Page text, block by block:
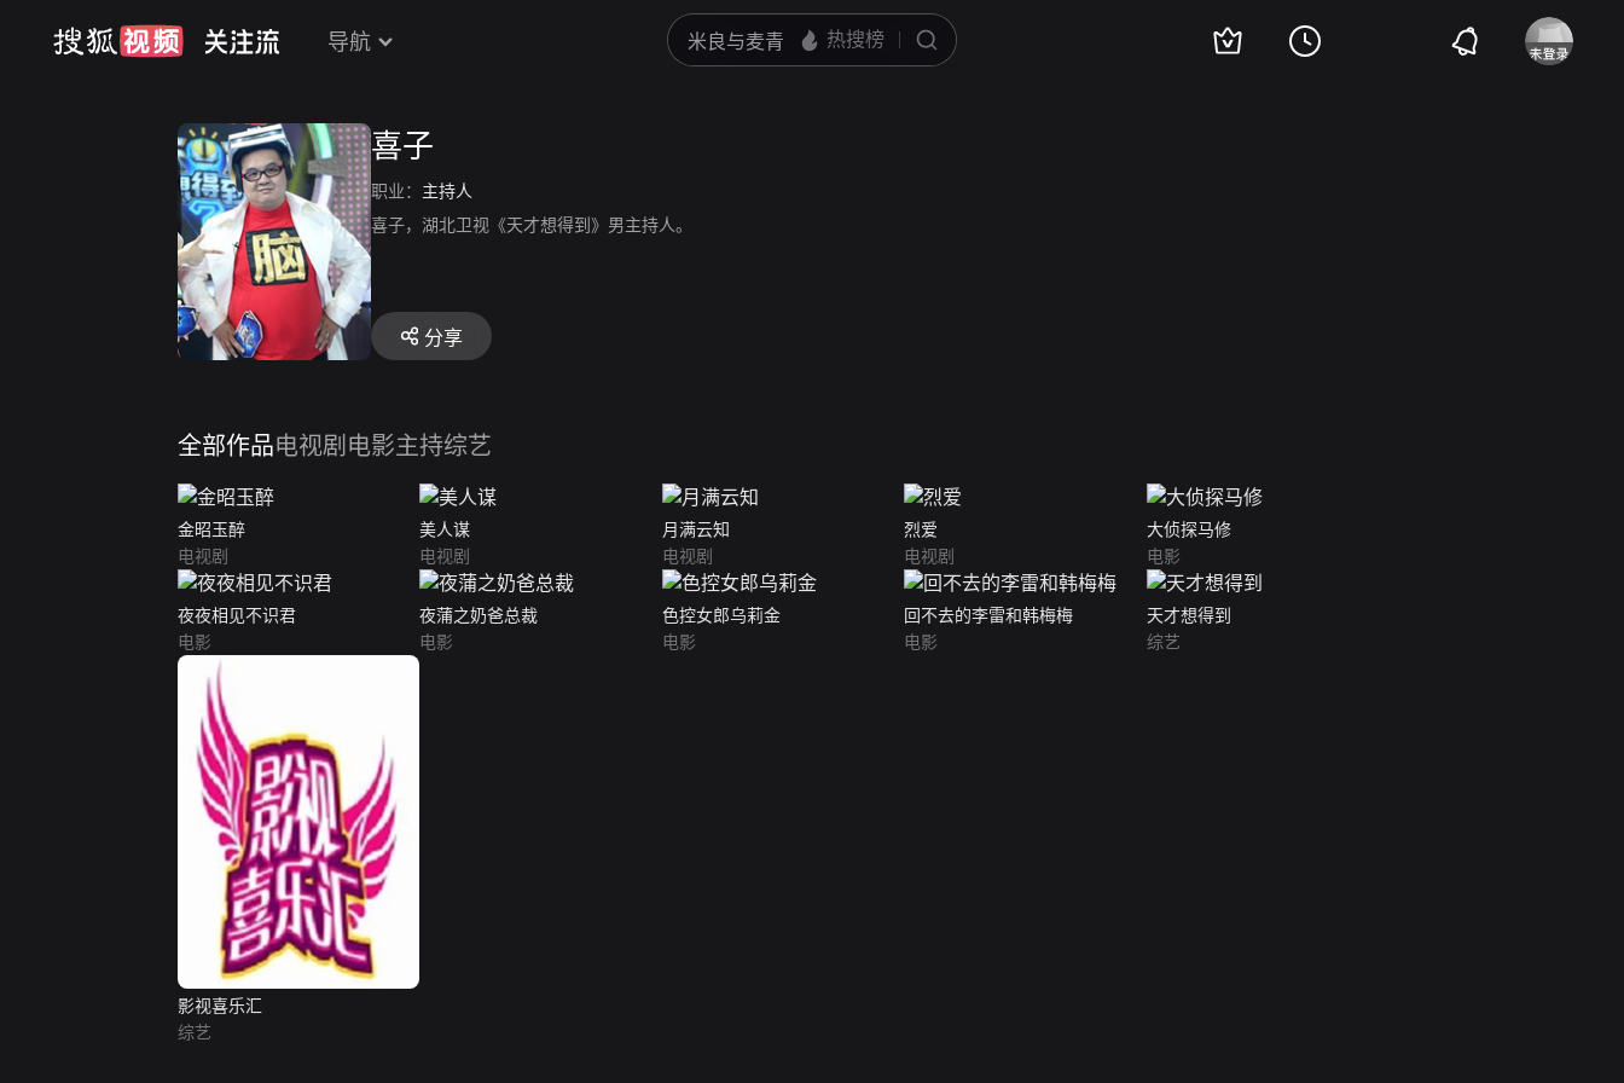
导航
喜子
职业： 主持人
喜子，湖北卫视《天才想得到》男主持人。
分享
全部作品电视剧 电影主持综艺
金昭玉醉
电视剧
美人谋
电视剧
月满云知
电视剧
烈爱
电视剧
大侦探马修
电影
夜夜相见不识君
电影
夜蒲之奶爸总裁
电影
色控女郎乌莉金
电影
回不去的李雷和韩梅梅
电影
天才想得到
综艺
影视喜乐汇
综艺